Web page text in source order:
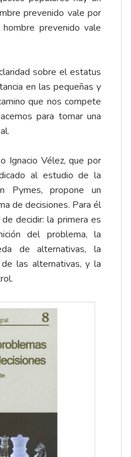
prevenido vale por
prevenido vale
sobre el estatus
en las pequeñas y
que nos compete
para tomar una
Ignacio Vélez, que por
al estudio de la
Pymes, propone un
de decisiones. Para él
decidir: la primera es
del problema, la
de alternativas, la
las alternativas, y la